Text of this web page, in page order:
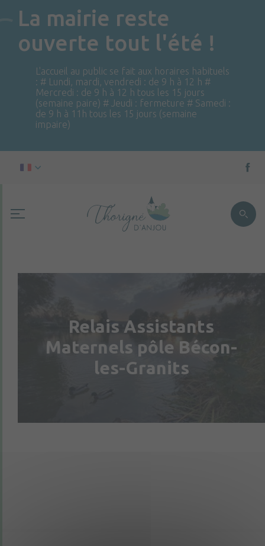
La mairie reste
ouverte tout l'été !
L'accueil au public se fait aux horaires habituels
: # Lundi, mardi, vendredi : de 9 h à 12 h #
Mercredi : de 9 h à 12 h tous les 15 jours
(semaine paire) # Jeudi : fermeture # Samedi :
de 9 h à 11h tous les 15 jours (semaine
impaire)
Relais Assistants
Maternels pôle Bécon-
les-Granits